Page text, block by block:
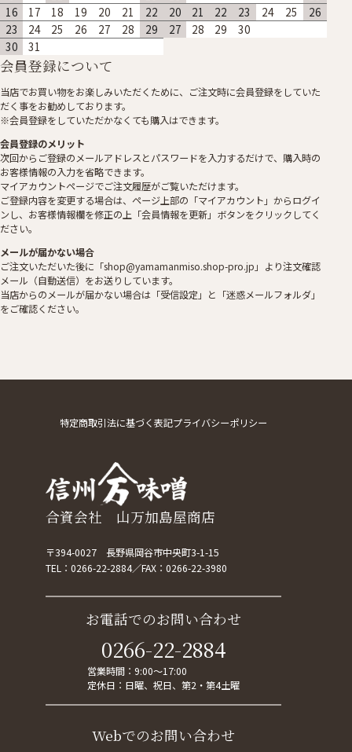
16
17 18 19 20 21
22
23
24 25 26 27 28
29
30
31
20
21 22 23 24 25
26
27
28 29 30
会員登録について
当店でお買い物をお楽しみいただくために、ご注文時に会員登録をしていた
だく事をお勧めしております。
※会員登録をしていただかなくても購入はできます。
会員登録のメリット
次回からご登録のメールアドレスとパスワードを入力するだけで、購入時の
お客様情報の入力を省略できます。
マイアカウントページでご注文履歴がご覧いただけます。
ご登録内容を変更する場合は、ページ上部の「マイアカウント」からログイ
ンし、お客様情報欄を修正の上「会員情報を更新」ボタンをクリックしてく
ださい。
メールが届かない場合
ご注文いただいた後に「shop@yamamanmiso.shop-pro.jp」より注文確認
メール（自動送信）をお送りしています。
当店からのメールが届かない場合は「受信設定」と「迷惑メールフォルダ」
をご確認ください。
特定商取引法に基づく表記プライバシーポリシー
合資会社 山万加島屋商店
〒394-0027 長野県岡谷市中央町3-1-15
TEL： 0266-22-2884 FAX：0266-22-3980
お電話でのお問い合わせ
0266-22-2884
営業時間：9:00～17:00
定休日：日曜、祝日、第2・第4土曜
Webでのお問い合わせ